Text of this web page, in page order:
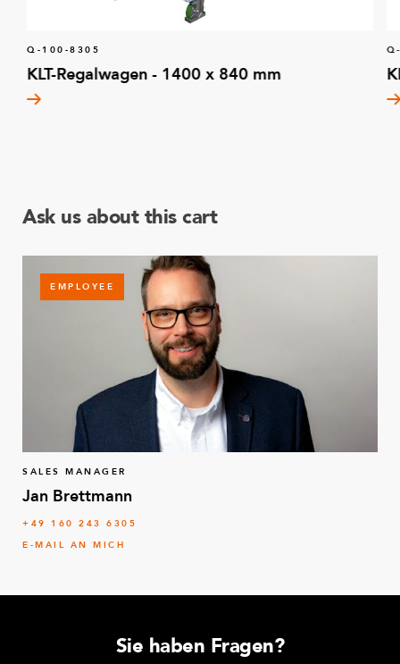
Q-100-8305
KLT-Regalwagen - 1400 x 840 mm
Ask us about this cart
EMPLOYEE
SALES MANAGER
Jan Brettmann
+49 160 243 6305
E-MAIL AN MICH
Sie haben Fragen?